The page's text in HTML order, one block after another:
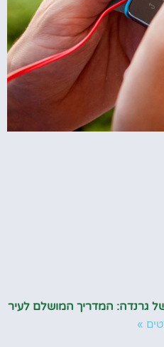
גרנדה: המדריך המושלם לעיר
»